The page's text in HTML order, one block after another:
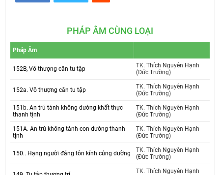
PHÁP ÂM CÙNG LOẠI
Pháp Âm
152B, Vô thượng căn tu tập
TK. Thích Nguyên Hạnh
(Đức Trường)
152a. Vô thượng căn tu tập
TK. Thích Nguyên Hạnh
(Đức Trường)
151b. An trú tánh không đường khất thực
thanh tịnh
TK. Thích Nguyên Hạnh
(Đức Trường)
151A. An trú không tánh con đường thanh
tịnh
TK. Thích Nguyên Hạnh
(Đức Trường)
150.. Hạng người đáng tôn kính cúng dường
TK. Thích Nguyên Hạnh
(Đức Trường)
TK. Thích Nguyên Hạnh